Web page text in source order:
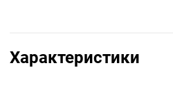
Характеристики